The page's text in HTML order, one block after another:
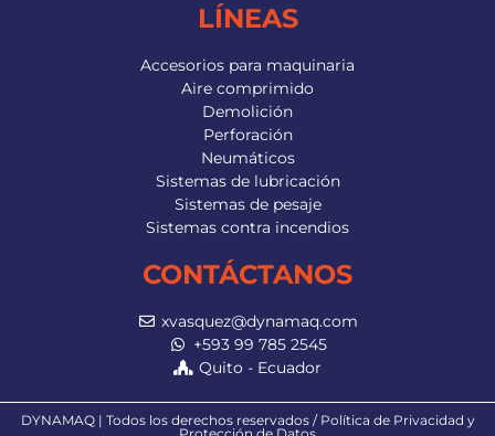
LÍNEAS
Accesorios para maquinaria
Aire comprimido
Demolición
Perforación
Neumáticos
Sistemas de lubricación
Sistemas de pesaje
Sistemas contra incendios
CONTÁCTANOS
xvasquez@dynamaq.com
+593 99 785 2545
Quito - Ecuador
DYNAMAQ | Todos los derechos reservados / Política de Privacidad y